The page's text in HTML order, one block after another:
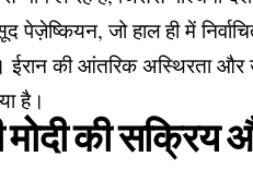
पेज़ेष्कियन, जो हाल ही में
ईरान की आंतरिक अस्थिरता
है।
मोदी की सक्रिय